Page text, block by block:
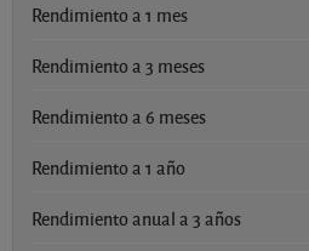
Rendimiento a 1 mes
Rendimiento a 3 meses
Rendimiento a 6 meses
Rendimiento a 1 año
Rendimiento anual a 3 años